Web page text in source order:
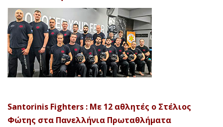
Santorinis Fighters : Με 12 αθλητές ο Στέλιος
Φώτης στα Πανελλήνια Πρωταθλήματα